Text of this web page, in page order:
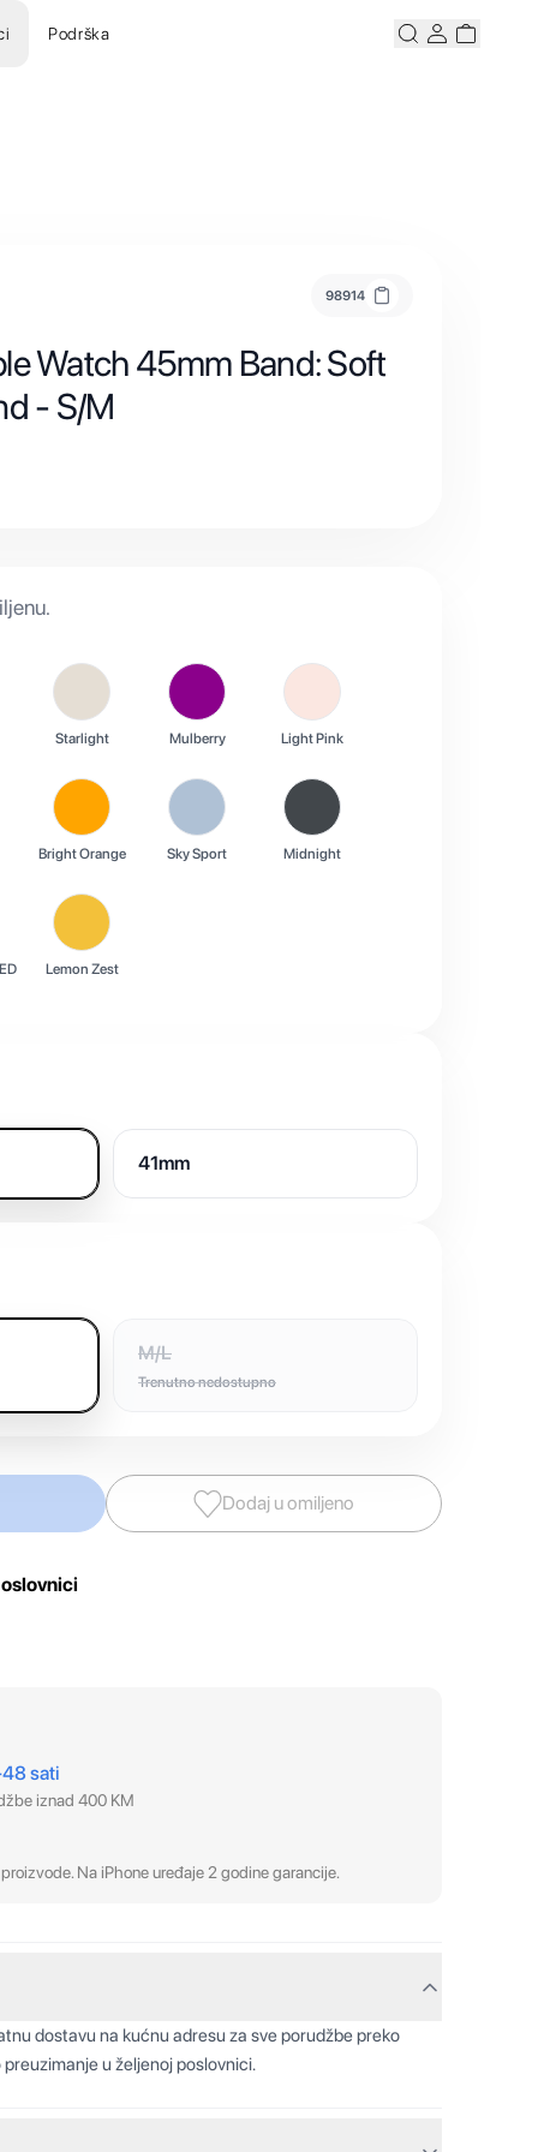
Podrška PretražiKorisnicki
98914
Watch 45mm Band: Soft
- S/M
Starlight Mulberry Light Pink
Bright Orange Sky Sport Midnight
Lemon Zest
41mm
M/L
Trenutno nedostupno
Dodaj u omiljeno
sati
iznad 400 KM
Na iPhone uređaje 2 godine garancije.
dostavu na kućnu adresu za sve porudžbe preko
u željenoj poslovnici.